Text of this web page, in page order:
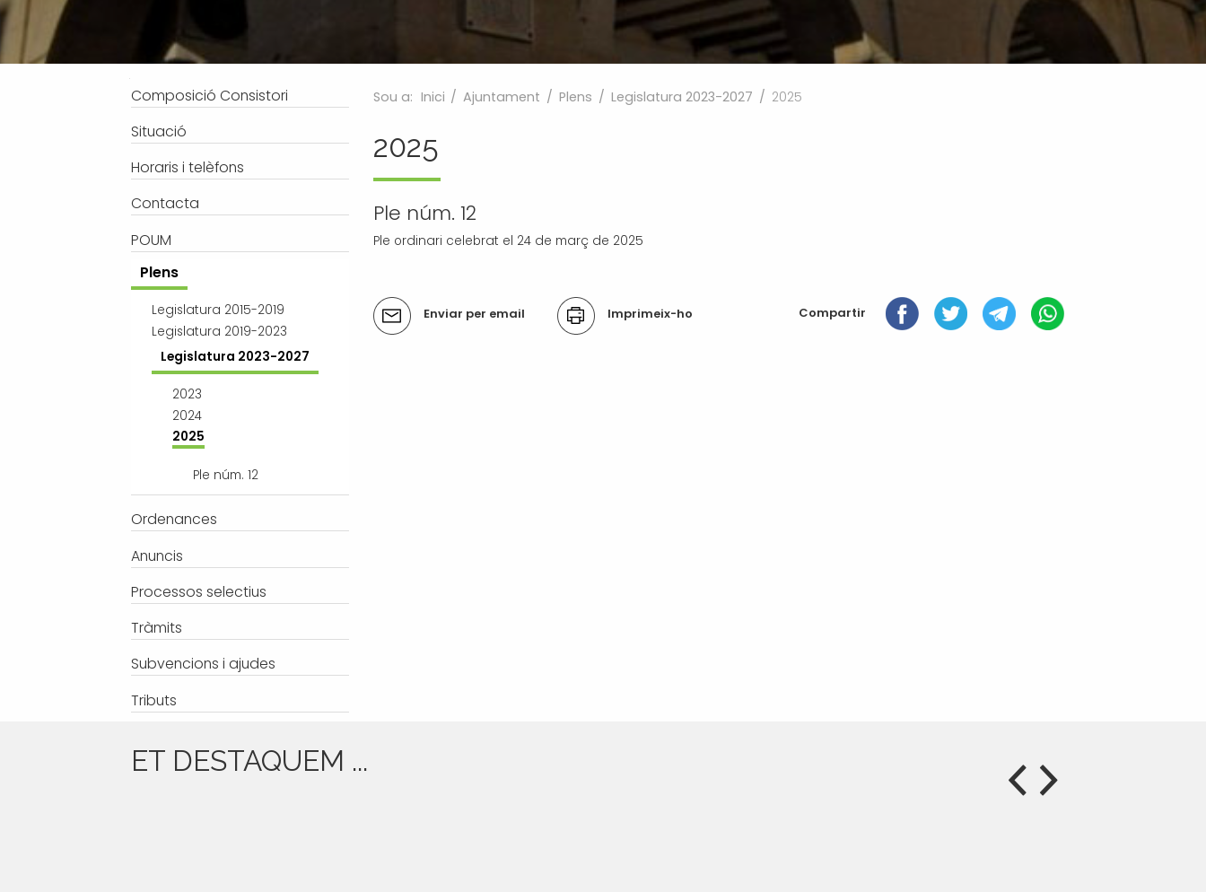
Processos selectius
Tràmits
Bústia de suggeriments
Joventut
Salut
Jutjat de Pau i Registre Civil
Navegació
Composició Consistori
Situació
Horaris i telèfons
Contacta
POUM
Plens
Legislatura 2015-2019
Legislatura 2019-2023
Legislatura 2023-2027
2023
2024
2025
Ple núm. 12
Ordenances
Anuncis
Processos selectius
Tràmits
Subvencions i ajudes
Tributs
Sou a: Inici / Ajuntament / Plens / Legislatura 2023-2027 / 2025
2025
Ple núm. 12
Ple ordinari celebrat el 24 de març de 2025
Accions
del
Enviar per email Imprimeix-ho Compartir
ET DESTAQUEM ...